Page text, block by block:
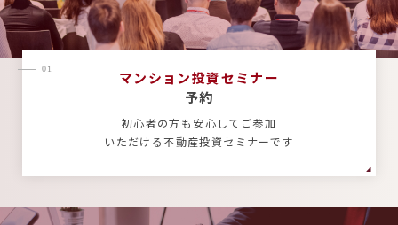
マンション投資セミナー
予約
01
初心者の方も安心してご参加
いただける不動産投資セミナーです